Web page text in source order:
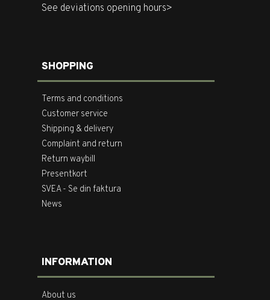
See deviations opening hours>
SHOPPING
Terms and conditions
Customer service
Shipping & delivery
Complaint and return
Return waybill
Presentkort
SVEA - Se din faktura
News
INFORMATION
About us